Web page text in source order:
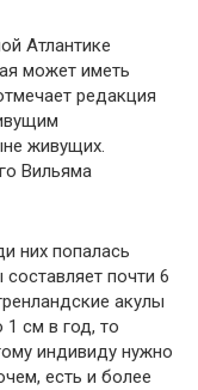
Атлантике
может иметь
редакция
живущих.
Вильяма
них попалась
почти 6
акулы
1 см в год, то
индивиду нужно
есть и более